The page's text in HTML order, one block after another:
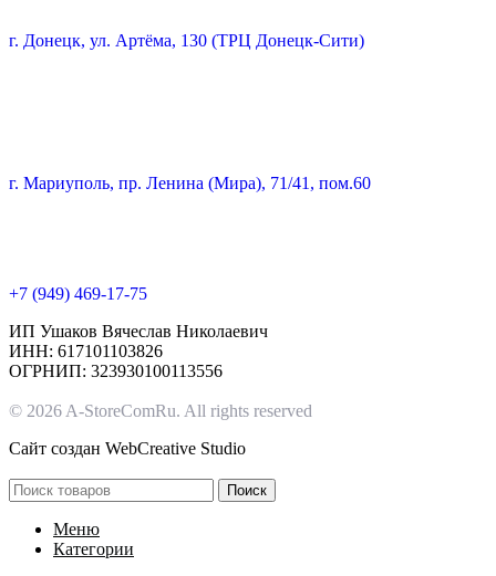
г. Донецк, ул. Артёма, 130 (ТРЦ Донецк-Сити)
г. Мариуполь, пр. Ленина (Мира), 71/41, пом.60
+7 (949) 469-17-75
ИП Ушаков Вячеслав Николаевич
ИНН: 617101103826
ОГРНИП: 323930100113556
© 2026 A-StoreComRu. All rights reserved
Сайт создан WebCreative Studio
Поиск
Меню
Категории